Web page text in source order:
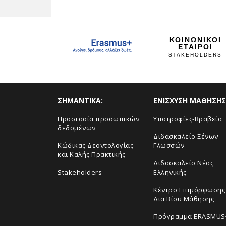
ΚΟΙΝΩΝΙΚΟΙ
ΕΤΑΙΡΟΙ
STAKEHOLDERS
ΣHMANTIKA:
Προστασία προσωπικών
δεδομένων
Κώδικας Δεοντολογίας
και Καλής Πρακτικής
Stakeholders
ΕΝΙΣΧΥΣΗ
Yποτροφίες-Βραβεία
Διδασκαλείο Ξένων
Γλωσσών
Διδασκαλείο Νέας
Ελληνικής
Κέντρο Επιμόρφωσης
Δια Βίου Μάθησης
Πρόγραμμα